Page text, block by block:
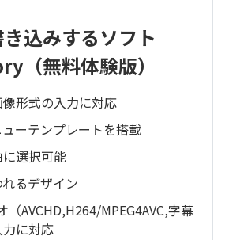
込みするソフト
（無料体験版）
形式の入力に対応
ーテンプレートを搭載
選択可能
るデザイン
（AVCHD,H264/MPEG4AVC,字幕
に対応